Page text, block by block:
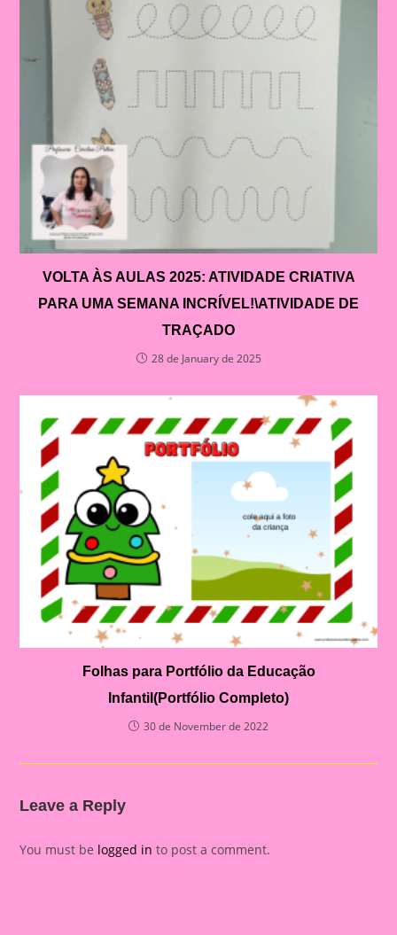
VOLTA ÀS AULAS 2025: ATIVIDADE CRIATIVA
PARA UMA SEMANA INCRÍVEL!\ATIVIDADE DE
TRAÇADO
28 de January de 2025
Folhas para Portfólio da Educação
Infantil(Portfólio Completo)
30 de November de 2022
Leave a Reply
You must be logged in to post a comment.